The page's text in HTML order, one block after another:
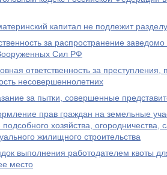
капитал не подлежит
за распространение
Сил РФ
ответственность за
несовершеннолетних
за пытки, совершенные
прав граждан на земельные
хозяйства, огородничества,
жилищного строительства
выполнения работодателем квоты
место